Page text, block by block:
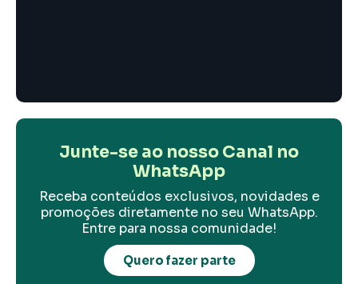
Junte-se ao nosso Canal no
WhatsApp
Receba conteúdos exclusivos, novidades e
promoções diretamente no seu WhatsApp.
Entre para nossa comunidade!
Quero fazer parte